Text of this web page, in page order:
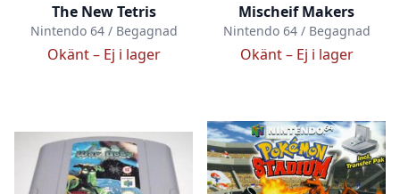
The New Tetris
Nintendo 64 / Begagnad
Okänt – Ej i lager
Mischeif Makers
Nintendo 64 / Begagnad
Okänt – Ej i lager